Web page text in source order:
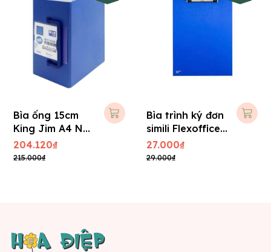
Bìa ống 15cm
King Jim A4 No
3515 - 1.500 tờ
204.120₫
215.000₫
Bìa trình ký đơn
simili Flexoffice
A4 FO-CB02
27.000₫
29.000₫